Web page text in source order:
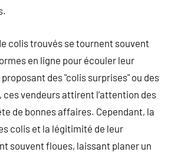
colis trouvés se tournent souvent
en ligne pour écouler leur
des "colis surprises" ou des
ces vendeurs attirent l’attention des
de bonnes affaires. Cependant, la
colis et la légitimité de leur
souvent floues, laissant planer un